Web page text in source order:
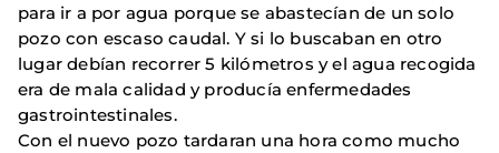
para ir a por agua porque se abastecían de un solo
pozo con escaso caudal. Y si lo buscaban en otro
lugar debían recorrer 5 kilómetros y el agua recogida
era de mala calidad y producía enfermedades
gastrointestinales.
Con el nuevo pozo tardaran una hora como mucho